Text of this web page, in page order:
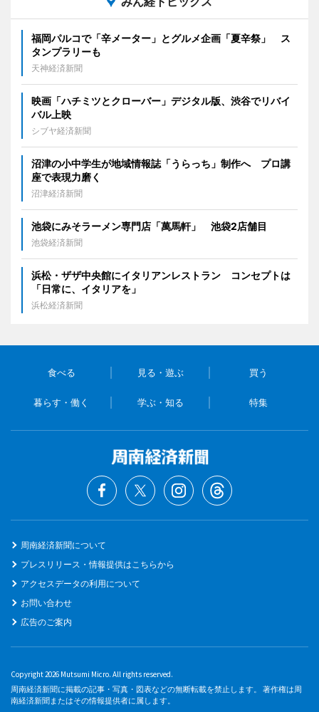
福岡パルコで「辛メーター」とグルメ企画「夏辛祭」 ス
タンプラリーも
天神経済新聞
映画「ハチミツとクローバー」デジタル版、渋谷でリバイ
バル上映
シブヤ経済新聞
沼津の小中学生が地域情報誌「うらっち」制作へ プロ講
座で表現力磨く
沼津経済新聞
池袋にみそラーメン専門店「萬馬軒」 池袋2店舗目
池袋経済新聞
浜松・ザザ中央館にイタリアンレストラン コンセプトは
「日常に、イタリアを」
浜松経済新聞
食べる 見る・遊ぶ 買う
暮らす・働く 学ぶ・知る 特集
周南経済新聞について
プレスリリース・情報提供はこちらから
アクセスデータの利用について
お問い合わせ
広告のご案内
Copyright 2026 Mutsumi Micro. All rights reserved.
周南経済新聞に掲載の記事・写真・図表などの無断転載を禁止します。 著作権は周
南経済新聞またはその情報提供者に属します。